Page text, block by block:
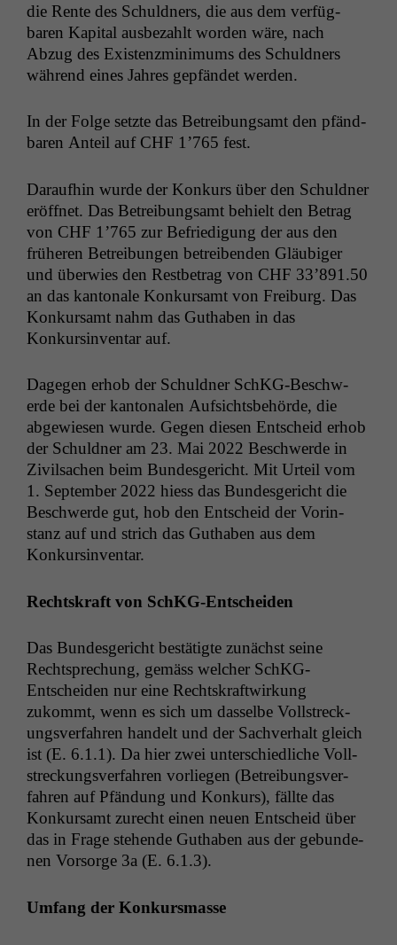
die Rente des Schuld­ners, die aus dem ver­füg­
baren Kap­i­tal aus­bezahlt wor­den wäre, nach
Abzug des Exis­tenzmin­i­mums des Schuld­ners
während eines Jahres gepfän­det werden.
In der Folge set­zte das Betrei­bungsamt den pfänd­
baren Anteil auf CHF 1’765 fest.
Daraufhin wurde der Konkurs über den Schuld­ner
eröffnet. Das Betrei­bungsamt behielt den Betrag
von CHF 1’765 zur Befriedi­gung der aus den
früheren Betrei­bun­gen betreiben­den Gläu­biger
und über­wies den Rest­be­trag von CHF 33’891.50
an das kan­tonale Konkur­samt von Freiburg. Das
Konkur­samt nahm das Guthaben in das
Konkursin­ven­tar auf.
Dage­gen erhob der Schuld­ner SchKG-Beschw­
erde bei der kan­tonalen Auf­sichts­be­hörde, die
abgewiesen wurde. Gegen diesen Entscheid erhob
der Schuld­ner am 23. Mai 2022 Beschw­erde in
Zivil­sachen beim Bun­des­gericht. Mit Urteil vom
1. Sep­tem­ber 2022 hiess das Bun­des­gericht die
Beschw­erde gut, hob den Entscheid der Vorin­
stanz auf und strich das Guthaben aus dem
Konkursinventar.
Recht­skraft von SchKG-Entscheiden
Das Bun­des­gericht bestätigte zunächst seine
Recht­sprechung, gemäss welch­er SchKG-
Entschei­den nur eine Recht­skraftwirkung
zukommt, wenn es sich um das­selbe Voll­streck­
ungsver­fahren han­delt und der Sachver­halt gle­ich
ist (E. 6.1.1). Da hier zwei unter­schiedliche Voll­
streck­ungsver­fahren vor­liegen (Betrei­bungsver­
fahren auf Pfän­dung und Konkurs), fällte das
Konkur­samt zurecht einen neuen Entscheid über
das in Frage ste­hende Guthaben aus der gebun­de­
nen Vor­sorge 3a (E. 6.1.3).
Umfang der Konkursmasse